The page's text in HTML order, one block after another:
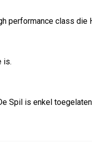
performance class die
is.
Spil is enkel